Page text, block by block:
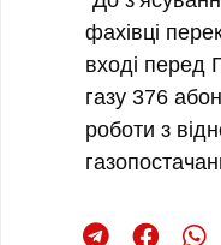
фахівці
вході перед
газу 376
роботи з